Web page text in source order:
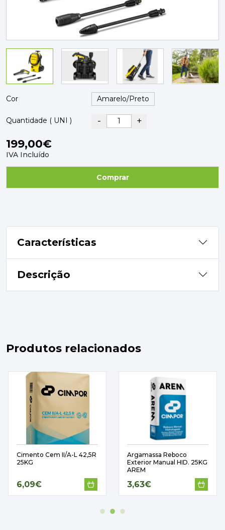
TINTAS, DROGAS E LIMPEZA
DYRUP
SKIL
Cor
Quantidade ( UNI ) - +
199,00€
IVA Incluído
Comprar
Características
Descrição
Produtos relacionados
Cimento Cem II/A-L 42,5R
25KG
6,09€
Argamassa Reboco
Exterior Manual HID. 25KG
AREM
3,63€